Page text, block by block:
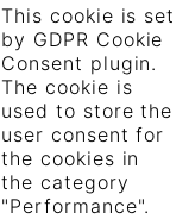
This cookie is set
by GDPR Cookie
Consent plugin.
The cookie is
used to store the
user consent for
the cookies in
the category
"Performance".